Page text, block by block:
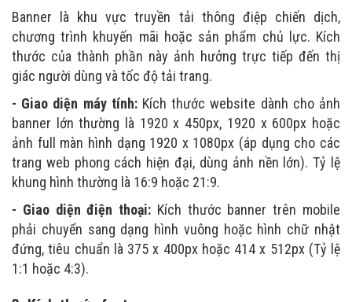
Banner là khu vực truyền tải thông điệp chiến dịch,
chương trình khuyến mãi hoặc sản phẩm chủ lực. Kích
thước của thành phần này ảnh hưởng trực tiếp đến thị
giác người dùng và tốc độ tải trang.
- Giao diện máy tính:Kích thước website dành cho ảnh
banner lớn thường là 1920 x 450px, 1920 x 600px hoặc
ảnh full màn hình dạng 1920 x 1080px (áp dụng cho các
trang web phong cách hiện đại, dùng ảnh nền lớn). Tỷ lệ
khung hình thường là 16:9 hoặc 21:9.
- Giao diện điện thoại: Kích thước banner trên mobile
phải chuyển sang dạng hình vuông hoặc hình chữ nhật
đứng, tiêu chuẩn là 375 x 400px hoặc 414 x 512px (Tỷ lệ
1:1 hoặc 4:3).